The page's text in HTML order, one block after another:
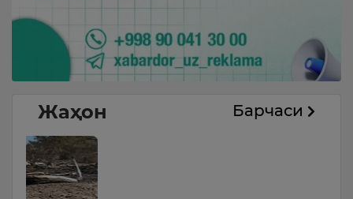
Жаҳон Барчаси